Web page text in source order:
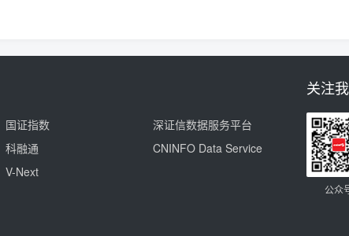
国证指数
科融通
V-Next
深证信数据服务平台
CNINFO Data Service
关注
公众